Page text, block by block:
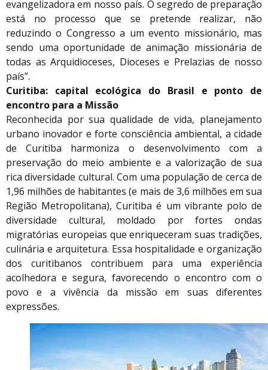
evangelizadora em nosso país. O segredo de preparação
está no processo que se pretende realizar, não
reduzindo o Congresso a um evento missionário, mas
sendo uma oportunidade de animação missionária de
todas as Arquidioceses, Dioceses e Prelazias de nosso
país”.
Curitiba: capital ecológica do Brasil e ponto de
encontro para a Missão
Reconhecida por sua qualidade de vida, planejamento
urbano inovador e forte consciência ambiental, a cidade
de Curitiba harmoniza o desenvolvimento com a
preservação do meio ambiente e a valorização de sua
rica diversidade cultural. Com uma população de cerca de
1,96 milhões de habitantes (e mais de 3,6 milhões em sua
Região Metropolitana), Curitiba é um vibrante polo de
diversidade cultural, moldado por fortes ondas
migratórias europeias que enriqueceram suas tradições,
culinária e arquitetura. Essa hospitalidade e organização
dos curitibanos contribuem para uma experiência
acolhedora e segura, favorecendo o encontro com o
povo e a vivência da missão em suas diferentes
expressões.